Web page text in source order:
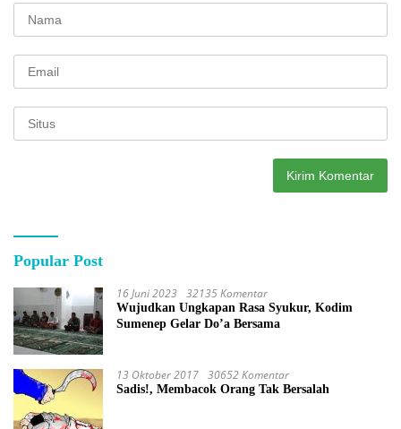
Popular Post
16 Juni 2023 32135 Komentar
Wujudkan Ungkapan Rasa Syukur, Kodim
Sumenep Gelar Do’a Bersama
13 Oktober 2017 30652 Komentar
Sadis!, Membacok Orang Tak Bersalah